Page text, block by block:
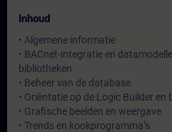
Inhoud
• Algemene informatie
• BACnet-integratie en
bibliotheken
• Beheer van de database
• Oriëntatie op de Logic Builder en
• Grafische beelden en weergave
• Trends en kookprogramma’s